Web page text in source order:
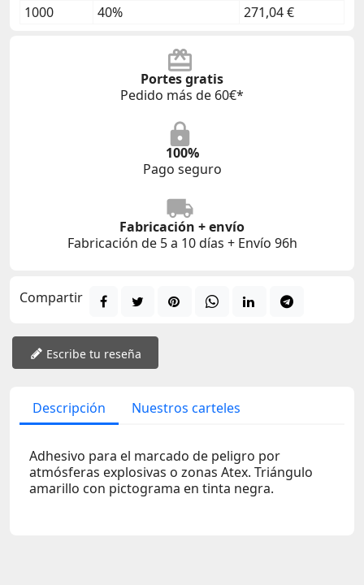
1000
40% 271,04 €
Portes gratis
Pedido más de 60€*
100%
Pago seguro
Fabricación + envío
Fabricación de 5 a 10 días + Envío 96h
Compartir
Escribe tu reseña
Descripción Nuestros carteles
Adhesivo para el marcado de peligro por
atmósferas explosivas o zonas Atex. Triángulo
amarillo con pictograma en tinta negra.